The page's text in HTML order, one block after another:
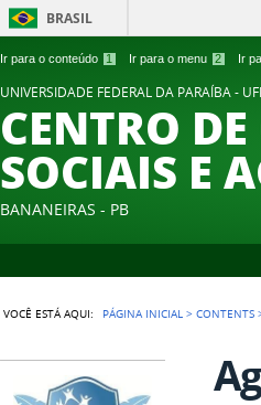
Ir para o conteúdo 1 Ir para o menu 2 Ir
BRASIL
UNIVERSIDADE FEDERAL DA PARAÍBA -
CENTRO
SOCIAIS E
BANANEIRAS - PB
VOCÊ ESTÁ AQUI: PÁGINA INICIAL >CONTENTS